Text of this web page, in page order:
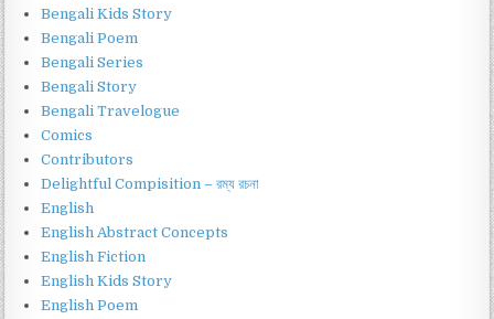
Bengali Kids Story
Bengali Poem
Bengali Series
Bengali Story
Bengali Travelogue
Comics
Contributors
Delightful Compisition – রম্য রচনা
English
English Abstract Concepts
English Fiction
English Kids Story
English Poem